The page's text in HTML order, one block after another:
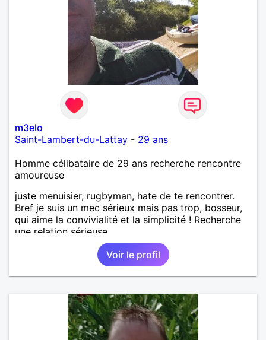
m3elo
Saint-Lambert-du-Lattay - 29 ans
Homme célibataire de 29 ans recherche rencontre
amoureuse
juste menuisier, rugbyman, hate de te rencontrer.
Bref je suis un mec sérieux mais pas trop, bosseur,
qui aime la convivialité et la simplicité ! Recherche
une relation sérieuse.
Voir le profil